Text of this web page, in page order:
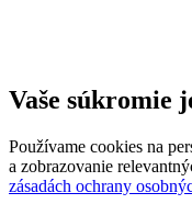
Vaše súkromie
Používame cookies na
a zobrazovanie
zásadách ochrany